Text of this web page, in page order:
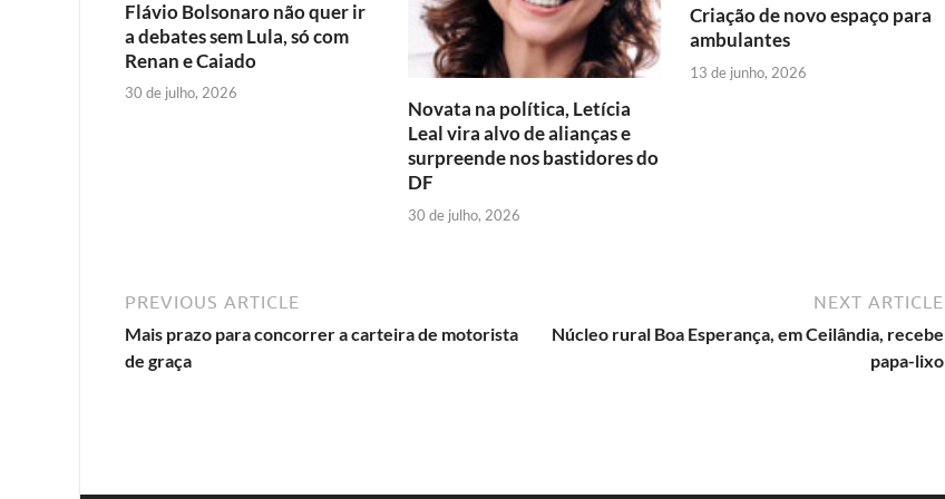
e
n
l
t
r
Flávio Bolsonaro não quer ir
a debates sem Lula, só com
Renan e Caiado
30 de julho, 2026
Novata na política, Letícia
Leal vira alvo de alianças e
surpreende nos bastidores do
DF
30 de julho, 2026
Criação de novo espaço para
ambulantes
13 de junho, 2026
PREVIOUS ARTICLE
Mais prazo para concorrer a carteira de motorista
de graça
NEXT ARTICLE
Núcleo rural Boa Esperança, em Ceilândia, recebe
papa-lixo